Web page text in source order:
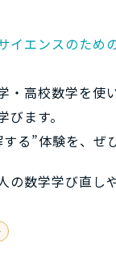
イエンスのた
・高校数学を使
ます。
る”体験を、ぜ
数学学び直し